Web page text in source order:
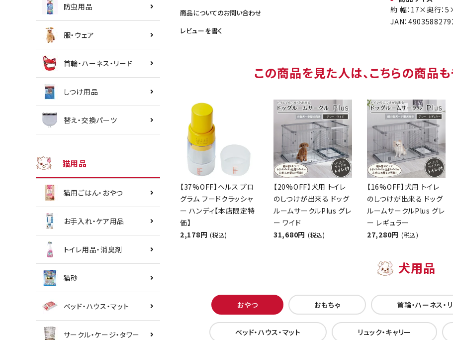
防虫用品
服・ウェア
首輪・ハーネス・リード
しつけ用品
替え・交換パーツ
猫用品
猫用ごはん・おやつ
お手入れ・ケア用品
トイレ用品・消臭剤
猫砂
ベッド・ハウス・マット
サークル・ケージ・タワー
商品についてのお問い合わせ
レビューを書く
約 幅：17×奥行：
JAN：
この商品を見た人は、こちらの商品も
【37%OFF】ヘルス プロ
グラム フードクラッシャ
ー ハンディ【本店限定特
価】
2,178円 (税込)
【20%OFF】犬用 トイレ
のしつけが出来る ドッグ
ルームサークルPlus グレ
ー ワイド
31,680円 (税込)
【16%OFF】犬用 トイレ
のしつけが出来る ドッグ
ルームサークルPlus グレ
ー レギュラー
27,280円 (税込)
犬用品
おやつ おもちゃ 首輪・ハーネス・
ベッド・ハウス・マット リュック・キャリー